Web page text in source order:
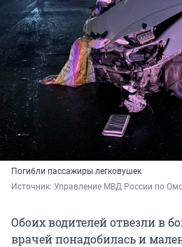
Погибли пассажиры легковушек
Источник: Управление МВД России по
Обоих водителей отвезли в
врачей понадобилась и